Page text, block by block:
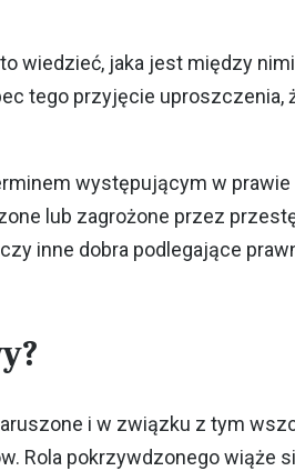
wiedzieć, jaka jest między
tego przyjęcie
występującym w prawie
lub zagrożone przez
inne dobra podlegające
i w związku z tym
Rola pokrzywdzonego wiąże